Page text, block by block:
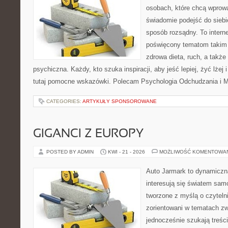
osobach, które chcą
świadomie podejść do
sposób rozsądny. To
poświęcony tematom
zdrowa dieta, ruch, a
psychiczna. Każdy, kto szuka inspiracji, aby jeść lepiej, żyć lżej
tutaj pomocne wskazówki. Polecam Psychologia Odchudzania i
CATEGORIES: ARTYKUŁY SPONSOROWANE
GIGANCI Z EUROPY
POSTED BY ADMIN KWI - 21 - 2026 MOŻLIWOŚĆ
Auto Jarmark to
interesują się światem
tworzone z myślą o
zorientowani w tematach
jednocześnie szukają